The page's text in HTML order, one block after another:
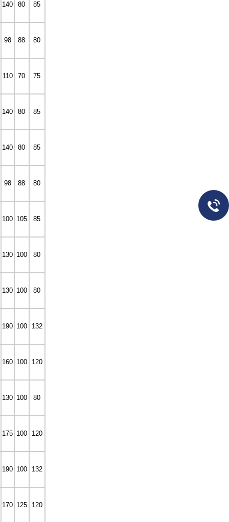
140 80 85
98 88 80
110 70 75
140 80 85
140 80 85
98 88 80
100 105 85
130 100 80
130 100 80
190 100 132
160 100 120
130 100 80
175 100 120
190 100 132
170 125 120